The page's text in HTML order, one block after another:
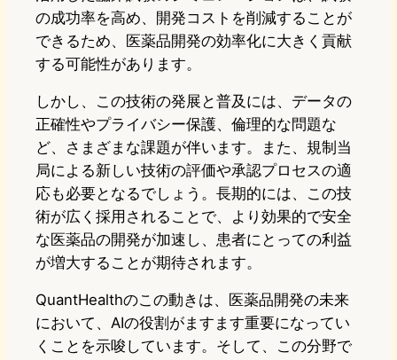
の成功率を高め、開発コストを削減することが
できるため、医薬品開発の効率化に大きく貢献
する可能性があります。
しかし、この技術の発展と普及には、データの
正確性やプライバシー保護、倫理的な問題な
ど、さまざまな課題が伴います。また、規制当
局による新しい技術の評価や承認プロセスの適
応も必要となるでしょう。長期的には、この技
術が広く採用されることで、より効果的で安全
な医薬品の開発が加速し、患者にとっての利益
が増大することが期待されます。
QuantHealthのこの動きは、医薬品開発の未来
において、AIの役割がますます重要になってい
くことを示唆しています。そして、この分野で